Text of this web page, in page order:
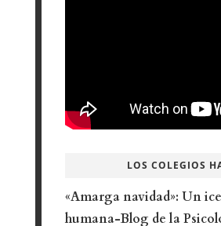
LOS COLEGIOS
«Amarga navidad»: Un
humana-Blog de la